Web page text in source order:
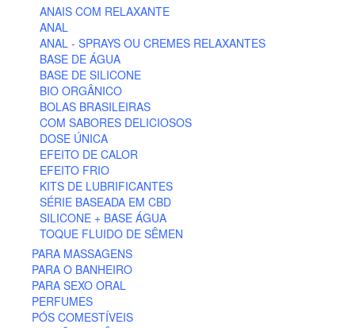
ANAIS COM RELAXANTE
ANAL
ANAL - SPRAYS OU CREMES RELAXANTES
BASE DE ÁGUA
BASE DE SILICONE
BIO ORGÂNICO
BOLAS BRASILEIRAS
COM SABORES DELICIOSOS
DOSE ÚNICA
EFEITO DE CALOR
EFEITO FRIO
KITS DE LUBRIFICANTES
SÉRIE BASEADA EM CBD
SILICONE + BASE ÁGUA
TOQUE FLUIDO DE SÊMEN
PARA MASSAGENS
PARA O BANHEIRO
PARA SEXO ORAL
PERFUMES
PÓS COMESTÍVEIS